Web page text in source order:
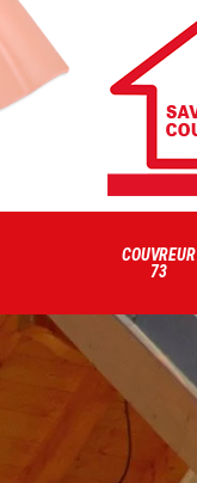
COUVREUR
73